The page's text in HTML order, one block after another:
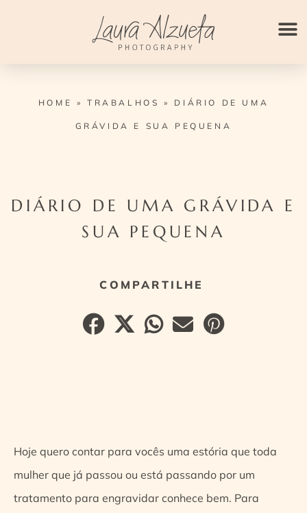
HOME »TRABALHOS » DIÁRIO DE UMA
GRÁVIDA E SUA PEQUENA
DIÁRIO DE UMA GRÁVIDA E
SUA PEQUENA
Hoje quero contar para vocês uma estória que toda
mulher que já passou ou está passando por um
tratamento para engravidar conhece bem. Para